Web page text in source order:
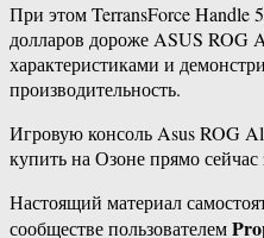
При этом TerransForce Handle
долларов дороже ASUS ROG
характеристиками и
производительность.
Игровую консоль Asus ROG
купить на Озоне прямо сейчас
Настоящий материал
сообществе пользователем